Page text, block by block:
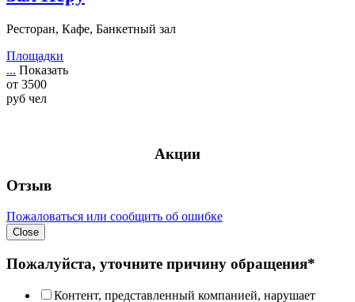
Ресторан, Кафе, Банкетный зал
Площадки
... Показать
от 3500
руб чел
Акции
Отзыв
Пожаловаться или сообщить об ошибке
Close
Пожалуйста, уточните причину обращения*
Контент, представленный компанией, нарушает